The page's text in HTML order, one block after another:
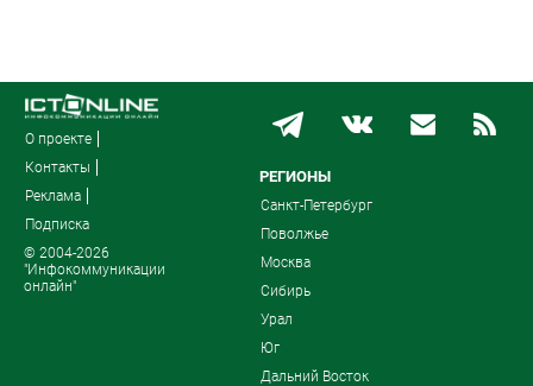
О проекте
Контакты
Реклама
Подписка
© 2004-2026
"Инфокоммуникации
онлайн"
РЕГИОНЫ
Санкт-Петербург
Поволжье
Москва
Сибирь
Урал
Юг
Дальний Восток